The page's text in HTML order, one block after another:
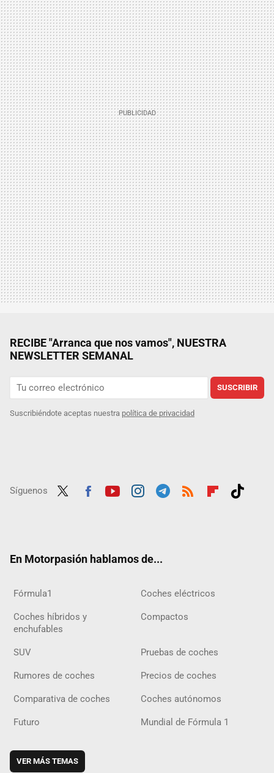
RECIBE "Arranca que nos vamos", NUESTRA
NEWSLETTER SEMANAL
SUSCRIBIR
Suscribiéndote aceptas nuestra política de privacidad
Síguenos
En Motorpasión hablamos de...
Fórmula1 Coches eléctricos
Coches híbridos y
enchufables
Compactos
SUV Pruebas de coches
Rumores de coches Precios de coches
Comparativa de coches Coches autónomos
Futuro Mundial de Fórmula 1
VER MÁS TEMAS